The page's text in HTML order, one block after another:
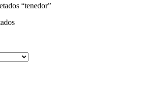
“tenedor”